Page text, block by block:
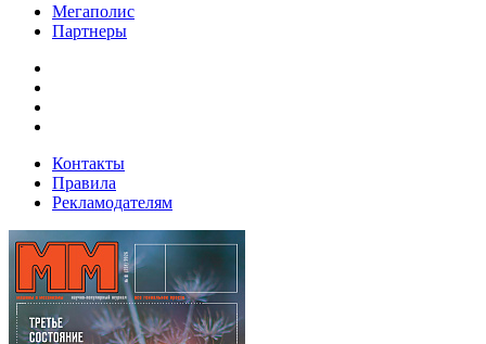
Мегаполис
Партнеры
Контакты
Правила
Рекламодателям